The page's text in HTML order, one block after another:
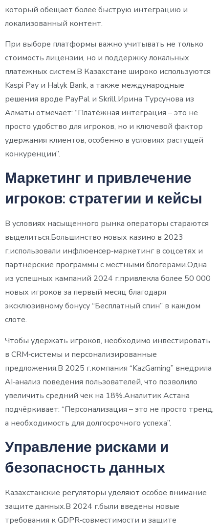
который обещает более быструю интеграцию и
локализованный контент.
При выборе платформы важно учитывать не только
стоимость лицензии, но и поддержку локальных
платежных систем.В Казахстане широко используются
Kaspi Pay и Halyk Bank, а также международные
решения вроде PayPal и Skrill.Ирина Турсунова из
Алматы отмечает: “Платёжная интеграция – это не
просто удобство для игроков, но и ключевой фактор
удержания клиентов, особенно в условиях растущей
конкуренции”.
Маркетинг и привлечение
игроков: стратегии и кейсы
В условиях насыщенного рынка операторы стараются
выделиться.Большинство новых казино в 2023
г.использовали инфлюенсер‑маркетинг в соцсетях и
партнёрские программы с местными блогерами.Одна
из успешных кампаний 2024 г.привлекла более 50 000
новых игроков за первый месяц благодаря
эксклюзивному бонусу “Бесплатный спин” в каждом
слоте.
Чтобы удержать игроков, необходимо инвестировать
в CRM‑системы и персонализированные
предложения.В 2025 г.компания “KazGaming” внедрила
AI‑анализ поведения пользователей, что позволило
увеличить средний чек на 18%.Аналитик Астана
подчёркивает: “Персонализация – это не просто тренд,
а необходимость для долгосрочного успеха”.
Управление рисками и
безопасность данных
Казахстанские регуляторы уделяют особое внимание
защите данных.В 2024 г.были введены новые
требования к GDPR‑совместимости и защите